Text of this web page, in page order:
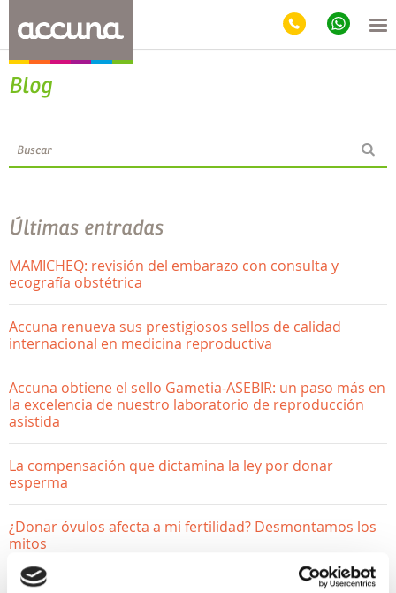
Blog
Últimas entradas
MAMICHEQ: revisión del embarazo con consulta y
ecografía obstétrica
Accuna renueva sus prestigiosos sellos de calidad
internacional en medicina reproductiva
Accuna obtiene el sello Gametia-ASEBIR: un paso más en
la excelencia de nuestro laboratorio de reproducción
asistida
La compensación que dictamina la ley por donar
esperma
¿Donar óvulos afecta a mi fertilidad? Desmontamos los
mitos